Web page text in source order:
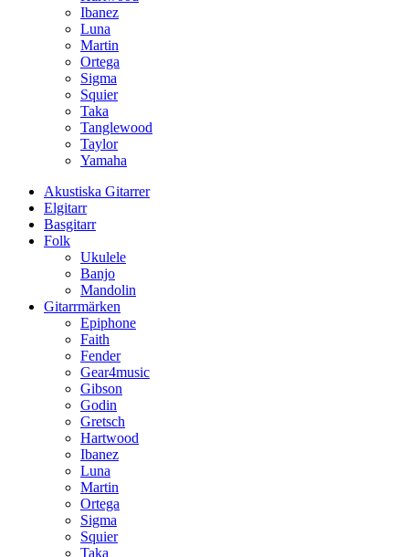
Ibanez
Luna
Martin
Ortega
Sigma
Squier
Taka
Tanglewood
Taylor
Yamaha
Akustiska Gitarrer
Elgitarr
Basgitarr
Folk
Ukulele
Banjo
Mandolin
Gitarrmärken
Epiphone
Faith
Fender
Gear4music
Gibson
Godin
Gretsch
Hartwood
Ibanez
Luna
Martin
Ortega
Sigma
Squier
Taka